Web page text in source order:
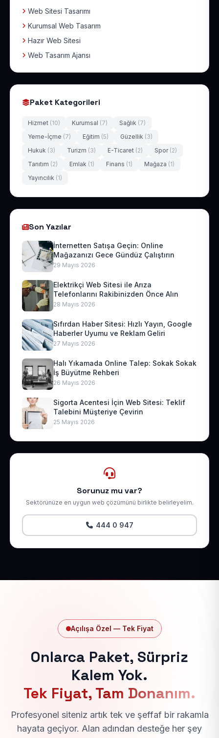
Web Sitesi Tasarımı
Kurumsal Web Tasarım
Hazır Web Sitesi
Web Tasarım Ajansı
Paket Kategorileri
Hizmet (10) Kurumsal (7) Sağlık (7)
Yeme-İçme (7) Eğitim (5) Güzellik (3)
Hukuk (3) Turizm (3) E-Ticaret (2) Spor (2)
Tanıtım (2) Emlak (1) Finans (1) Mağaza (1)
Yayıncılık (1)
Son Yazılar
İnternetten Satışa Geçin: Online
Mağazanızı Gece Gündüz Çalıştırın
29 Mayıs 2026
Elektrikçi Web Sitesi ile Arıza
Telefonlarını Rakibinizden Önce Alın
28 Mayıs 2026
Sıfırdan Haber Sitesi: Hızlı Yayın, Google
Haberler Uyumu ve Reklam Geliri
27 Mayıs 2026
Halı Yıkamada Online Talep: Sokak Sokak
İş Büyütme Rehberi
26 Mayıs 2026
Sigorta Acentesi İçin Web Sitesi: Teklif
Talebini Müşteriye Çevirin
25 Mayıs 2026
Sorunuz mu var?
Sektörünüze en uygun web çözümünü birlikte belirleyelim.
444 0 947
Açılışa Özel — Tek Fiyat
Onlarca Paket, Sürpriz
Kalem Yok.
Tek Fiyat, Tam Donanım.
Profesyonel siteniz artık tek ve şeffaf bir rakamla
hayata geçiyor. Alan adından desteğe her şey